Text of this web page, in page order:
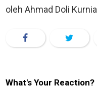
oleh Ahmad Doli
What's Your Reaction?